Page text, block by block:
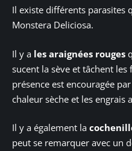
Il existe différents parasites
Monstera Deliciosa.
Il y a les araignées rouges
sucent la sève et tâchent
présence est encouragée
chaleur sèche et les engrais
Il y a également la
peut se remarquer avec un